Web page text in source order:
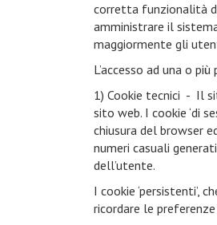
corretta funzionalità
amministrare il
maggiormente gli
L’accesso ad una o
1) Cookie tecnici - Il
sito web. I cookie ‘di
chiusura del browser
numeri casuali
dell’utente.
I cookie ‘persistenti’,
ricordare le